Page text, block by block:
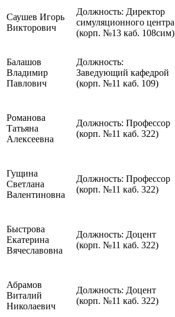
Саушев Игорь
Викторович
Должность: Директор
симуляционного центра
(корп. №13 каб. 108сим)
Балашов
Владимир
Павлович
Должность:
Заведующий кафедрой
(корп. №11 каб. 109)
Романова
Татьяна
Алексеевна
Должность: Профессор
(корп. №11 каб. 322)
Гущина
Светлана
Валентиновна
Должность: Профессор
(корп. №11 каб. 322)
Быстрова
Екатерина
Вячеславовна
Должность: Доцент
(корп. №11 каб. 322)
Абрамов
Виталий
Николаевич
Должность: Доцент
(корп. №11 каб. 322)